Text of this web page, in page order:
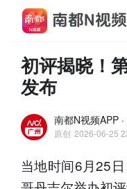
初评揭晓！
发布
南都N视频APP
原创 2026-06-25
当地时间6月25